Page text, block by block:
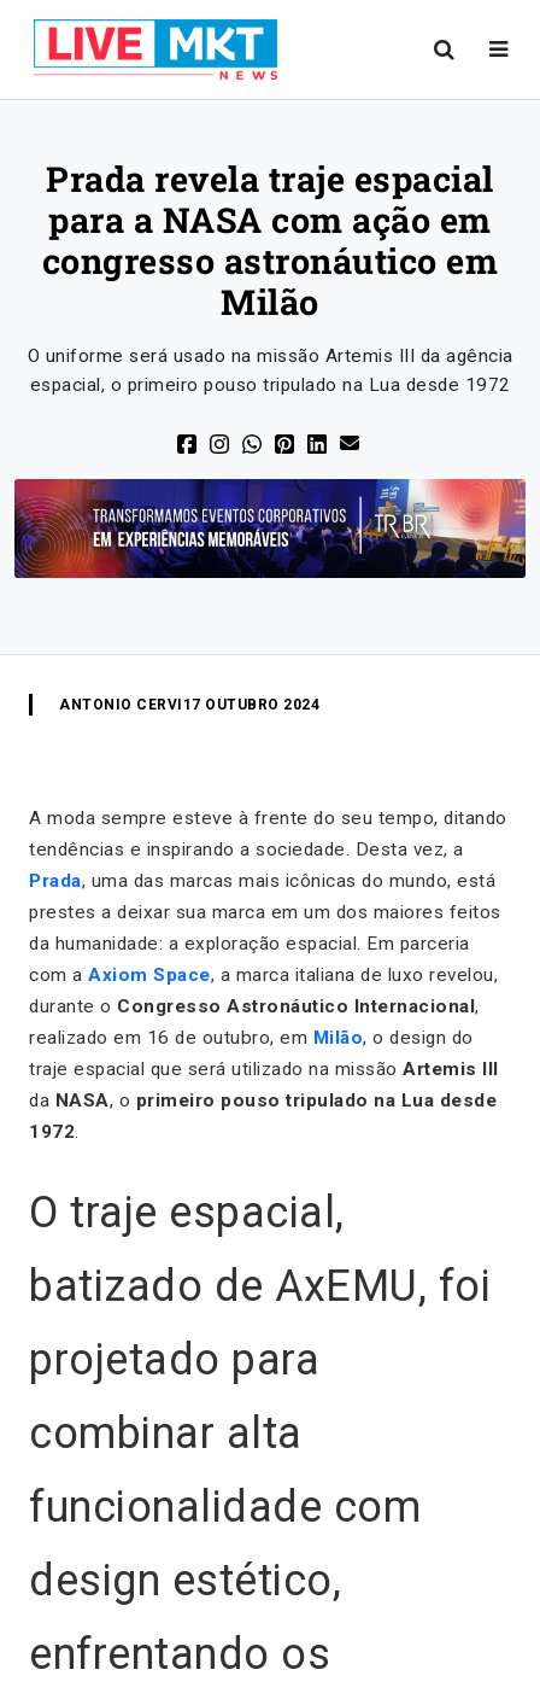
Prada revela traje espacial
para a NASA com ação em
congresso astronáutico em
Milão
O uniforme será usado na missão Artemis III da agência
espacial, o primeiro pouso tripulado na Lua desde 1972
ANTONIO CERVI 17 OUTUBRO 2024
A moda sempre esteve à frente do seu tempo, ditando
tendências e inspirando a sociedade. Desta vez, a
Prada, uma das marcas mais icônicas do mundo, está
prestes a deixar sua marca em um dos maiores feitos
da humanidade: a exploração espacial. Em parceria
com a Axiom Space, a marca italiana de luxo revelou,
durante o Congresso Astronáutico Internacional,
realizado em 16 de outubro, em Milão, o design do
traje espacial que será utilizado na missão Artemis III
da NASA, o primeiro pouso tripulado na Lua desde
1972.
O traje espacial,
batizado de AxEMU, foi
projetado para
combinar alta
funcionalidade com
design estético,
enfrentando os